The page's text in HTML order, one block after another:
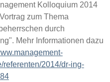
Kolloquium 2014
zum Thema
durch
Mehr Informationen dazu
referenten/2014/dr-ing-